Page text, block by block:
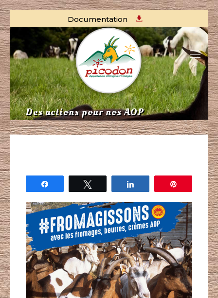
Documentation
Des actions pour nos AOP